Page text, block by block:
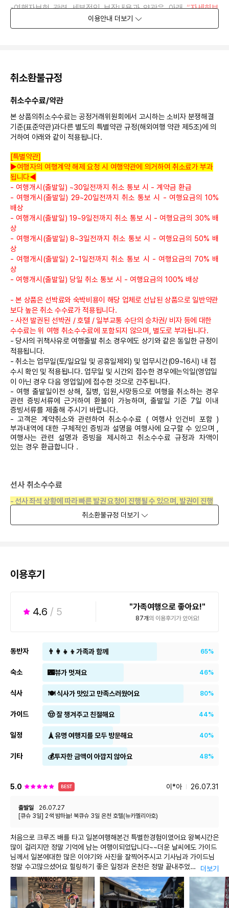
-여행자보험 관련 세부적인 보장내용과 약관은 아래 “자세히보
클릭하시어 참조하여 주시기 바랍니다
외교부에서는[ 여행경보제도
해외여행을 위하여 이 정보를 제공하고 있습니다.여행경보단계는
여행유의/자제/철수권고/금지4단계로 구분되며,단기적인
위험상황이 발생하는 경우 특별여행주의보
단계로 추가
외교부에서 국가별 상황에 따라 상시로[여행경보제도]의 변경이
있을 수 있으므로,당사에서 제공하는 안전 정보가 시점에 따라 다소
차이가 발생할 수 있사오니,반드시 출국 전 여행목적지의(국가 및
지역, www.0404.go.kr)안전정보를 확인하시어[ 외교부의 권고]
를 따라 주시기 바랍니다.
해외 안전정보 확인 하기
항공사(선사) 수화물 규정
※ 항공사(선사) 수화물 규정- 반드시 항공사 홈페이지에서 재확인
부탁드립니다
■ 뉴카멜리아호 수하물 규정
https://www.koreaferry.kr/cabin08.php
▶ 선내 반입(무료) 가능한 휴대품은 세변의 합이 200cm 이내이며, 30kg
미만이어야 합니다.
▶ 인화성물질, 위험물 등으로 분류되는 물건의 경우 선내 반입또는 수하물
로의 접수가 제한될수 있습니다.
▶ 자전거 선적시 별도의 거치대 및 안전장치가 마련되어 있지 않으므로 사
전에 포장등 준비를 하셔야 합니다.
▶ 추가 수하물 운임
- 부산 : 수하물 운임(1개 20kg 이하 8,000원 - 초과 10kg마다
3,000원), 수하물 규격(1개 20kg 이하), 자전거 1대(15,000원)
- 하카타 : 수하물 운임(1개 20kg 이하 800엔 - 초과 10kg마다 300
엔), 수하물 규격(1개 20kg 이하), 자전거 1대(1,500엔)
-액체류/ 젤류의 기내 반입은 용기1개당100ml이하1 인당1L이하의
지퍼락 비닐봉투( 가로20cmX 세로 20cm) 1 개만 가능합니다.
이 외에 액체류/ 젤류는 수화물과 함께 보내주세요.
■ 좌석 안내
지정가능하며,온라인상으로 배정한 좌석도
항공사(선편) 수속 시 공항(터미널)에서 재확인하시기 바랍니다.
최저출발인원 미 충족 시
-여행출발
여권의 유효기간은 여행출발일 기준6개월 이상 남아있어야 합니다
단수여권의 경우 한번도 사용하지 않았어야 합니다
여권에 낙서나 손상이 있는 경우 출입국에 제한이 있을 수 있으므로 출발
전에 반드시 여권을 확인하여 주시기 바랍니다
서명이 없는 여권은 위조여권으로 의심받는 경우가 있으므로
소지인의 서명란에 반드시 서명하시기 바랍니다.
서명란에 이름 외에 다른 글자나 기호(하트모양
별모양 등 특수기호
를 적지 않도록 유의하시기 바랍니다.영유아의 경우 보호자가
아이의 이름으로 대신 서명(정자 기입
일본 관련 안내
일본입국심사제도
2007.11
월부터 일본에 입국하기 위해서는 지문 및 얼굴 화상 정보를
-지문은 양손의 집게 손가락을 심사관의 지시에 따라 지문인식기 위에
얼굴 사진은 지문 인식기 위에 있는 카메라로 촬영하게 된다
입국심사와 동시에 진행되며 약20 초 가량 소요됩니다
[ 일본 입국 시 금 또는 금 제품 반입 주의
일본 관세 당국은 귀금속 밀수 대책 강화를 위해 입국항 세관에서의 금
또는 금제품 반입에 대한 심사를 엄격히 시행하고 있습니다.
이와 관련하여,우리국민 여행객 여러분께서는 아래의 내용을
참고하시어 입국 시 세관 단속 관련 불이익을 입지 않도록 주의하시기
바라오며,평소 착용하시던 고가의 금제품은 한국에 보관하시고
오시기를 권합니다.
이용안내 더보기
취소환불규정
취소수수료/약관
본 상품의취소수수료는 공정거래위원회에서 고시하는 소비자 분쟁해결
기준(표준약관)과다른 별도의 특별약관 규정(해외여행 약관 제5조)에 의
거하여 아래와 같이 적용됩니다.
[특별약관]
▶여행자의 여행계약 해제 요청 시 여행약관에 의거하여 취소료가 부과
됩니다◀
- 여행개시(출발일) ~30일전까지 취소 통보 시 - 계약금 환급
- 여행개시(출발일) 29~20일전까지 취소 통보 시 - 여행요금의 10%
배상
- 여행개시(출발일) 19~9일전까지 취소 통보 시 - 여행요금의 30% 배
상
- 여행개시(출발일) 8~3일전까지 취소 통보 시 - 여행요금의 50% 배
상
- 여행개시(출발일) 2~1일전까지 취소 통보 시 - 여행요금의 70% 배
상
- 여행개시(출발일) 당일 취소 통보 시 - 여행요금의 100% 배상
-본 상품은 선박료와 숙박비용이 해당 업체로 선납된 상품으로 일반약관
보다 높은 취소 수수료가 적용됩니다.
-사전 발권된 선박권 /호텔 / 일부교통 수단의 승차권/ 비자 등에 대한
수수료는 위 여행 취소수수료에 포함되지 않으며, 별도로 부과됩니다.
- 당사의 귀책사유로 여행출발 취소 경우에도 상기와 같은 동일한 규정이
적용됩니다.
-취소는 업무일(토/일요일 및 공휴일제외) 및 업무시간(09~16시) 내 접
수시 확인 및 적용됩니다. 업무일 및 시간외 접수한 경우에는익일(영업일
이 아닌 경우 다음 영업일)에 접수한 것으로 간주됩니다.
- 여행 출발일이전 상해, 질병, 입원,사망등으로 여행을 취소하는 경우
관련 증빙서류에 근거하여 환불이 가능하며, 출발일 기준 7일 이내
증빙서류를 제출해 주시기 바랍니다.
- 고객은 계약취소와 관련하여 취소수수료 ( 여행사 인건비 포함 )
부과내역에 대한 구체적인 증빙과 설명을 여행사에 요구할 수 있으며 ,
여행사는 관련 설명과 증빙을 제시하고 취소수수료 규정과 차액이
있는 경우 환급합니다 .
선사 취소수수료
- 선사 좌석 상황에 따라 빠른 발권 요청이 진행될 수 있으며 , 발권이 진행
되지않은 경우 좌석 불가 또는 운임이 인상될 수 있습니다
-
고객님께 미리 발권 기한을 고지하고 발권에 동의하실 경우에만 진행하
-선사 승선권 발권 후 예약 변경이나 재발행
선사 발권 완료 후 취소 시 승선권 환불 패널티가 별도로 발생됩니다
환불 패널티 : 100,000
취소환불규정 더보기
이용후기
4.6 / 5 가족여행으로 좋아요!
87개의 이용후기가 있어요!
동반자 👨‍👩‍👧‍👦가족과 함께 65%
숙소 🌃뷰가 멋져요 46%
식사 🍽 식사가 맛있고 만족스러웠어요 80%
가이드 🤠 잘 챙겨주고 친절해요 44%
일정 🗼유명 여행지를 모두 방문해요 40%
기타 💰투자한 금액이 아깝지 않아요 48%
5.0 BEST 이*아 26.07.31
출발일
26.07.27
[큐슈 3일] 2색 밤하늘! 북큐슈 3일 온천 호텔(뉴카멜리아호)
더보기
처음으로 크루즈 배를 타고 일본여행해본건 특별한경험이였어요 왕복시간은
많이 걸리지만 정말 기억에 남는 여행이되었답니다~~더운 날씨에도 가이드
님께서 일본에대한 많은 이야기와 사진을 잘찍어주시고 기사님과 가이드님
정말 수고많으셨어요 힐링하기 좋은 일정과 온천은 정말 끝내주었
어요
밤하늘의 별들과 달을보며 온천을하니 기분이 너무너무 좋고 집에돌아오기
가 싫더라구요 온천덕분에 묵은피로싹풀렸습니다 저 푸른초원위에 그림같은
집 이란게 이런거구나 하고 느꼈답니다^^ 여행 너무 만족하며 또 다른 여행